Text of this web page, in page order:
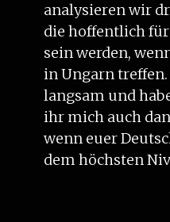
analysieren wir
die hoffentlich
sein werden,
in Ungarn treffen.
langsam und
ihr mich auch
wenn euer
dem höchsten